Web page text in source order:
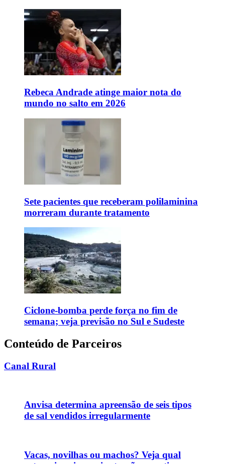
Rebeca Andrade atinge maior nota do
mundo no salto em 2026
Sete pacientes que receberam polilaminina
morreram durante tratamento
Ciclone-bomba perde força no fim de
semana; veja previsão no Sul e Sudeste
Conteúdo de Parceiros
Canal Rural
Anvisa determina apreensão de seis tipos
de sal vendidos irregularmente
Vacas, novilhas ou machos? Veja qual